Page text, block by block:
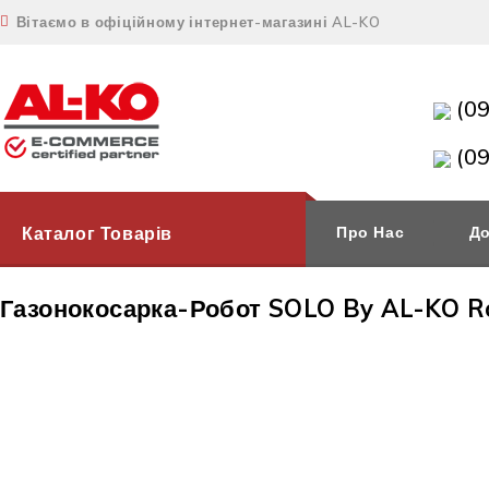
Вітаємо в офіційному інтернет-магазині AL-KO
Каталог Товарів Про Нас
Газонокосарка-Робот SOLO By AL-KO